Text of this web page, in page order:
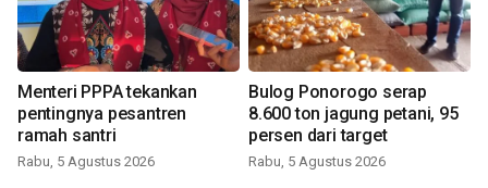
Menteri PPPA tekankan
pentingnya pesantren
ramah santri
Rabu, 5 Agustus 2026
Bulog Ponorogo serap
8.600 ton jagung petani, 95
persen dari target
Rabu, 5 Agustus 2026